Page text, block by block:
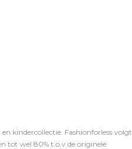
kindercollectie. Fashionforless volgt
tot wel 80% t.o.v de originele